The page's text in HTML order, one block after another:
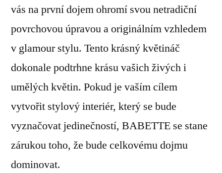
vás na první dojem ohromí svou netradiční
povrchovou úpravou a originálním vzhledem
v glamour stylu. Tento krásný květináč
dokonale podtrhne krásu vašich živých i
umělých květin. Pokud je vaším cílem
vytvořit stylový interiér, který se bude
vyznačovat jedinečností, BABETTE se stane
zárukou toho, že bude celkovému dojmu
dominovat.